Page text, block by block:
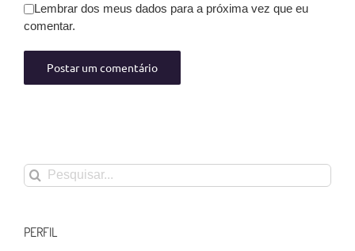
Lembrar dos meus dados para a próxima vez que eu
comentar.
Buscar
resultados
PERFIL